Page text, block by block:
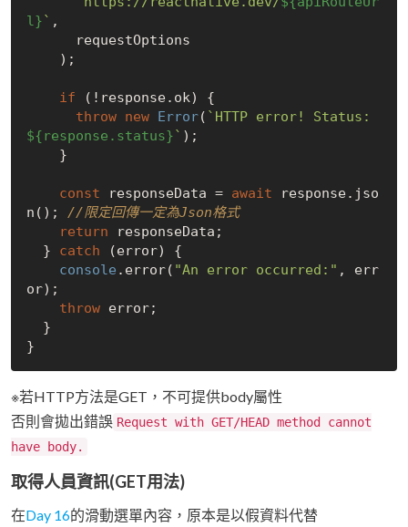
l}` ,
if (!response.ok) {
throw new Error(
${response.status}` );
const responseData = await response.jso
n(); //限定回傳一定為Json格式
return responseData;
  }
catch (error) {
console .error( "An error occurred:" , err
or);
throw error;
※若HTTP方法是GET，不可提供body屬性
否則會拋出錯誤 Request with GET/HEAD method cannot
have body.
取得人員資訊(GET用法)
在Day 16的滑動選單內容，原本是以假資料代替